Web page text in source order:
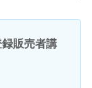
販売者講